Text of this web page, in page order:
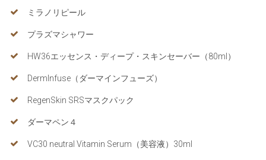
ミラノリピール
プラズマシャワー
HW36エッセンス・ディープ・スキンセーバー（80ml）
DermInfuse（ダーマインフューズ）
RegenSkin SRSマスクパック
ダーマペン４
VC30 neutral Vitamin Serum（美容液）30ml